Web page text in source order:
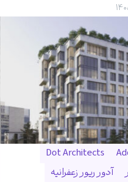
Dot Architects
آدور ریور زعفرانیه